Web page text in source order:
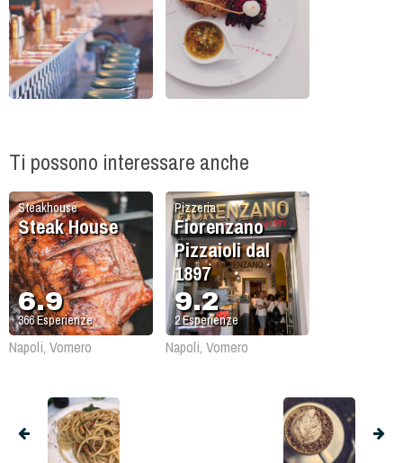
Ti possono interessare anche
Steakhouse
Steak House
6.9
366Esperienze
Napoli, Vomero
Pizzeria
Fiorenzano
Pizzaioli dal
1897
9.2
2Esperienze
Napoli, Vomero